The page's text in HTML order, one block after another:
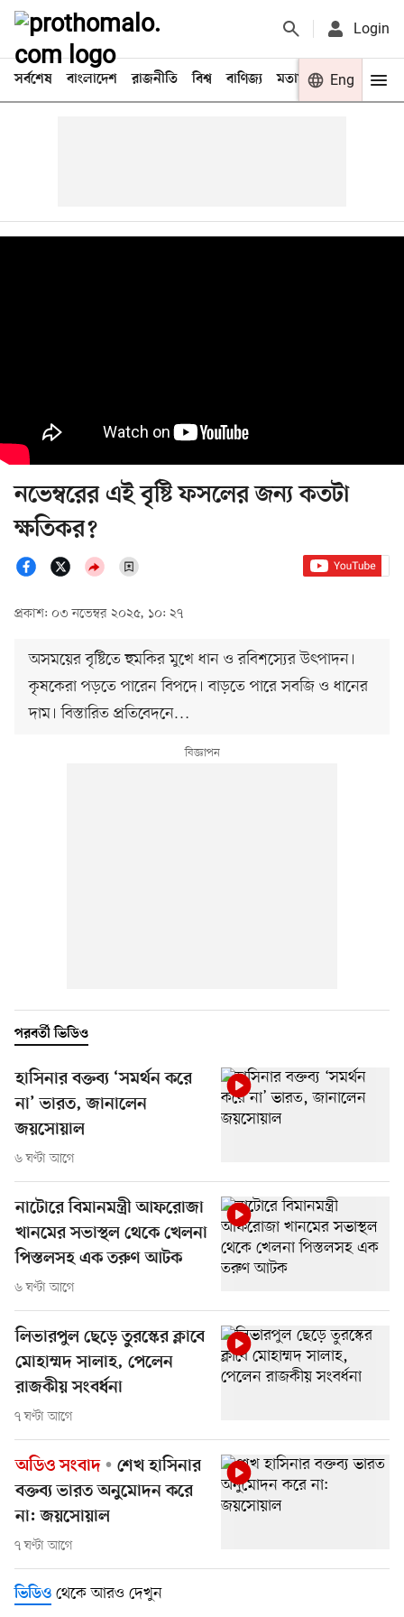
Login
সর্বশেষ বাংলাদেশ রাজনীতি বিশ্ব বাণিজ্য মতামত খেলা
Eng
নভেম্বরের এই বৃষ্টি ফসলের জন্য কতটা
ক্ষতিকর?
প্রকাশ: ০৩ নভেম্বর ২০২৫, ১০: ২৭
অসময়ের বৃষ্টিতে হুমকির মুখে ধান ও রবিশস্যের উৎপাদন।
কৃষকেরা পড়তে পারেন বিপদে। বাড়তে পারে সবজি ও ধানের
দাম। বিস্তারিত প্রতিবেদনে…
পরবর্তী ভিডিও
হাসিনার বক্তব্য ‘সমর্থন করে
না’ ভারত, জানালেন
জয়সোয়াল
৬ ঘণ্টা আগে
নাটোরে বিমানমন্ত্রী আফরোজা
খানমের সভাস্থল থেকে খেলনা
পিস্তলসহ এক তরুণ আটক
৬ ঘণ্টা আগে
লিভারপুল ছেড়ে তুরস্কের ক্লাবে
মোহাম্মদ সালাহ, পেলেন
রাজকীয় সংবর্ধনা
৭ ঘণ্টা আগে
অডিও সংবাদ
শেখ হাসিনার
বক্তব্য ভারত অনুমোদন করে
না: জয়সোয়াল
৭ ঘণ্টা আগে
ভিডিও থেকে আরও দেখুন